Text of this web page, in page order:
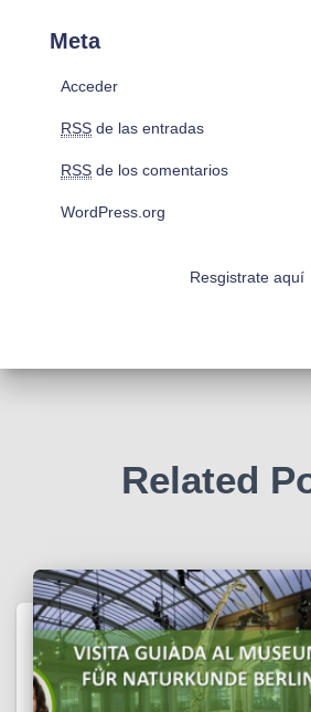
Meta
Acceder
RSS de las entradas
RSS de los comentarios
WordPress.org
Resgistrate aquí
Related